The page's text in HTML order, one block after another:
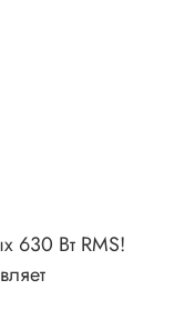
630 Вт RMS!